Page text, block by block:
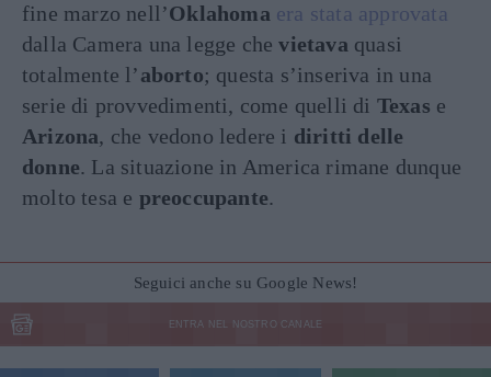
fine marzo nell’Oklahoma era stata approvata
dalla Camera una legge chevietava quasi
totalmente l’aborto; questa s’inseriva in una
serie di provvedimenti, come quelli di Texas e
Arizona, che vedono ledere i diritti delle
donne. La situazione in America rimane dunque
molto tesa e preoccupante.
Seguici anche su Google News!
ENTRA NEL NOSTRO CANALE